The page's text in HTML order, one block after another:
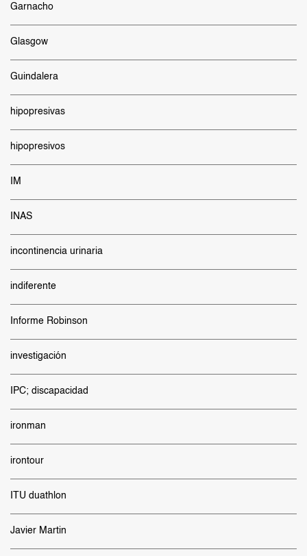
Garnacho
Glasgow
Guindalera
hipopresivas
hipopresivos
IM
INAS
incontinencia urinaria
indiferente
Informe Robinson
investigación
IPC; discapacidad
ironman
irontour
ITU duathlon
Javier Martin